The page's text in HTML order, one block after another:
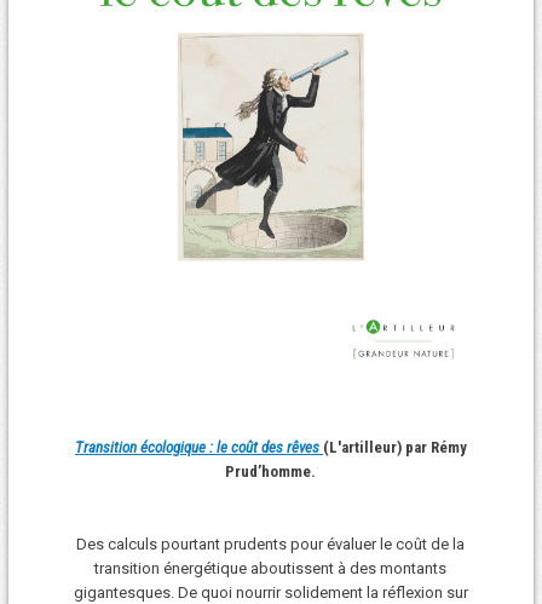
Transition écologique : le coût des rêves (L'artilleur) par Rémy
Prud’homme.
Des calculs pourtant prudents pour évaluer le coût de la
transition énergétique aboutissent à des montants
gigantesques. De quoi nourrir solidement la réflexion sur